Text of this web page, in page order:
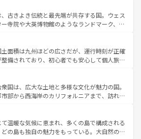
パンの発祥地であるランス、プロヴァンスの
ンダー畑など、多彩な楽しみ方が可能だ。さ
以外の地域にも魅力が溢れており、どの街角に
を運ぶとそれぞれで全く異なる文化を体験で
きるだろう。 なお、新着のフランス情報はコンテンツ一覧
しい。
国は、どこを歩いても飽きることがない。ベ
的活気、バイエルン州のアルプスの絶景、そ
川沿いのワイン畑といった風景は必見。ビール
人にはぜひ体験してほしい。 なお、新着の
コンテンツ一覧を参照してほしい。
古きよき伝統と最先端が共存する国。ウェス
ー寺院や大英博物館のようなランドマーク、歴
なる魅力がある。また、優雅なアフタヌーン
ール好きにはたまらない英国パブ、サッカー観
だからこそできる体験も豊富。イギリスを旅
照してほしい。
土面積は九州ほどの広さだが、運行時刻が正確
備されており、初心者でも安心して個人旅行
まま残る町や、スイスならではのユニークな
、アルプス観光だけでなく町歩きも満喫する
。国民の所得が高いため物価も高いが、旅行
料で観光を楽しむこともできる。 なお、新
情報はコンテンツ一覧 を参照してほしい。
国は、広大な土地と多様な文化が魅力の国。
部から西海岸のカリフォルニアまで、訪れる
都市は、観光、ショッピング、エンターテイ
まった刺激的なスポットだ。一方、アメリカ
自然が広がり、グランドキャニオンやイエロー
温暖な気候に恵まれ、多くの島で構成される
の島も独自の魅力をもっている。大自然の神